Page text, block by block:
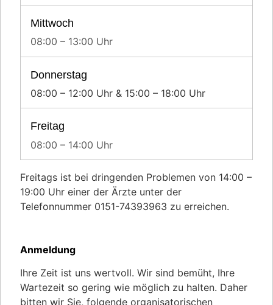
Mittwoch
08:00 – 13:00 Uhr
Donnerstag
08:00 – 12:00 Uhr & 15:00 – 18:00 Uhr
Freitag
08:00 – 14:00 Uhr
Freitags ist bei dringenden Problemen von 14:00 –
19:00 Uhr einer der Ärzte unter der
Telefonnummer 0151-74393963 zu erreichen.
Anmeldung
Ihre Zeit ist uns wertvoll. Wir sind bemüht, Ihre
Wartezeit so gering wie möglich zu halten. Daher
bitten wir Sie, folgende organisatorischen